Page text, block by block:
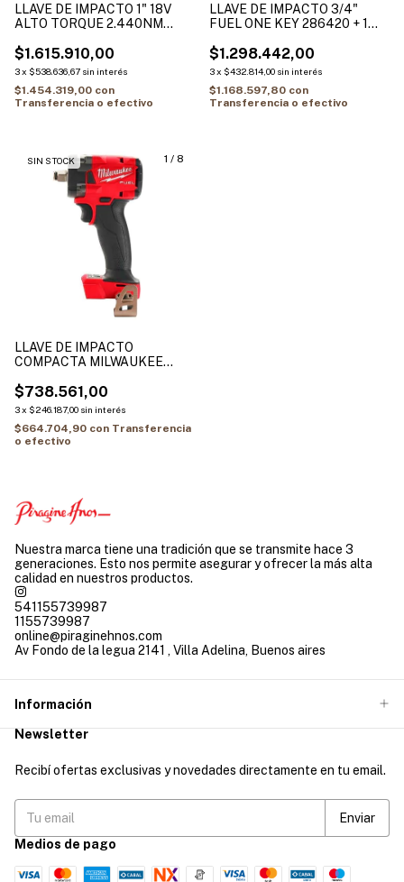
LLAVE DE IMPACTO 1" 18V
ALTO TORQUE 2.440NM
KEY
$1.615.910,00
3x $538.636,67 sin interés
$1.454.319,00 con
Transferencia o efectivo
LLAVE DE IMPACTO 3/4"
FUEL ONE KEY 286420 + 1
CARGADOR + 1 BOLSO
$1.298.442,00
3x $432.814,00 sin interés
$1.168.597,80 con
Transferencia o efectivo
1 / 8
SIN STOCK
LLAVE DE IMPACTO
COMPACTA MILWAUKEE
M18 2855-20
$738.561,00
3x $246.187,00 sin interés
$664.704,90 con Transferencia
o efectivo
Nuestra marca tiene una tradición que se transmite hace 3
generaciones. Esto nos permite asegurar y ofrecer la más alta
calidad en nuestros productos.
541155739987
1155739987
online@piraginehnos.com
Av Fondo de la legua 2141 , Villa Adelina, Buenos aires
Información
Newsletter
Recibí ofertas exclusivas y novedades directamente en tu email.
Medios de pago